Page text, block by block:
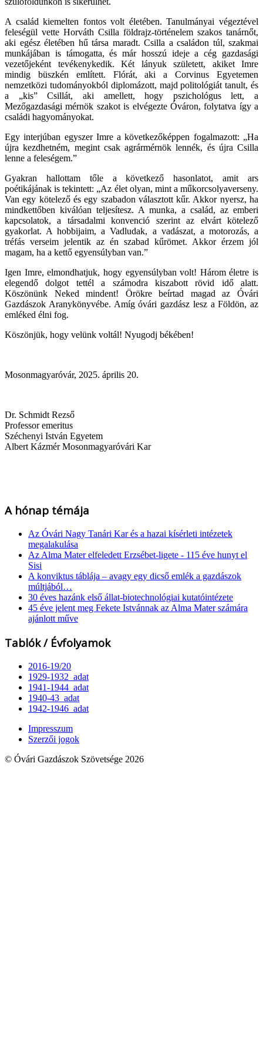
A család kiemelten fontos volt életében. Tanulmányai végeztével
feleségül vette Horváth Csilla földrajz-történelem szakos tanárnőt,
aki egész életében hű társa maradt. Csilla a családon túl, szakmai
munkájában is támogatta, és már hosszú ideje a cég gazdasági
vezetőjeként tevékenykedik. Két lányuk született, akiket Imre
mindig büszkén említett. Flórát, aki a Corvinus Egyetemen
nemzetközi tudományokból diplomázott, majd politológiát tanult, és
a „kis” Csillát, aki amellett, hogy pszichológus lett, a
Mezőgazdasági mérnök szakot is elvégezte Óváron, folytatva így a
családi hagyományokat.
Egy interjúban egyszer Imre a következőképpen fogalmazott: „Ha
újra kezdhetném, megint csak agrármérnök lennék, és újra Csilla
lenne a feleségem.”
Gyakran hallottam tőle a következő hasonlatot, amit ars
poétikájának is tekintett: „Az élet olyan, mint a műkorcsolyaverseny.
Van egy kötelező és egy szabadon választott kűr. Akkor nyersz, ha
mindkettőben kiválóan teljesítesz. A munka, a család, az emberi
kapcsolatok, a társadalmi konvenció szerint az elvárt kötelező
gyakorlat. A hobbijaim, a Vadludak, a vadászat, a motorozás, a
tréfás verseim jelentik az én szabad kűrömet. Akkor érzem jól
magam, ha a kettő egyensúlyban van.”
Igen Imre, elmondhatjuk, hogy egyensúlyban volt! Három életre is
elegendő dolgot tettél a számodra kiszabott rövid idő alatt.
Köszönünk Neked mindent! Örökre beírtad magad az Óvári
Gazdászok Aranykönyvébe. Amíg óvári gazdász lesz a Földön, az
emléked élni fog.
Köszönjük, hogy velünk voltál! Nyugodj békében!
Mosonmagyaróvár, 2025. április 20.
Dr. Schmidt Rezső
Professor emeritus
Széchenyi István Egyetem
Albert Kázmér Mosonmagyaróvári Kar
A hónap témája
Az Óvári Nagy Tanári Kar és a hazai kísérleti intézetek
megalakulása
Az Alma Mater elfeledett Erzsébet-ligete - 115 éve hunyt el
Sisi
A konviktus táblája – avagy egy dicső emlék a gazdászok
múltjából…
30 éves hazánk első állat-biotechnológiai kutatóintézete
45 éve jelent meg Fekete Istvánnak az Alma Mater számára
ajánlott műve
Tablók / Évfolyamok
2016-19/20
1929-1932_adat
1941-1944_adat
1940-43_adat
1942-1946_adat
Impresszum
Szerzői jogok
© Óvári Gazdászok Szövetsége 2026